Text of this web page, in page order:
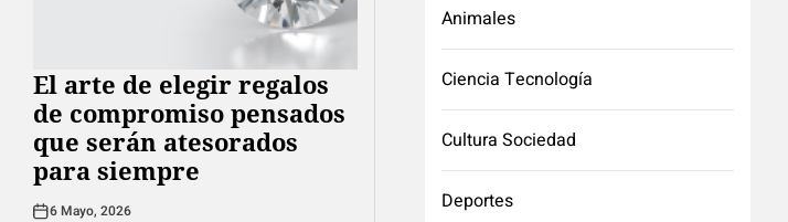
El arte de elegir regalos
de compromiso pensados
que serán atesorados
para siempre
6 Mayo, 2026
Animales
Ciencia Tecnología
Cultura Sociedad
Deportes